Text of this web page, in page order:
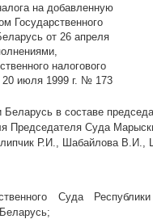
на добавленную
Государственного
от 26 апреля
налогового
20 июля 1999 г. № 173
Беларусь в составе
Председателя Суда
Р.И., Шабайлова
Суда